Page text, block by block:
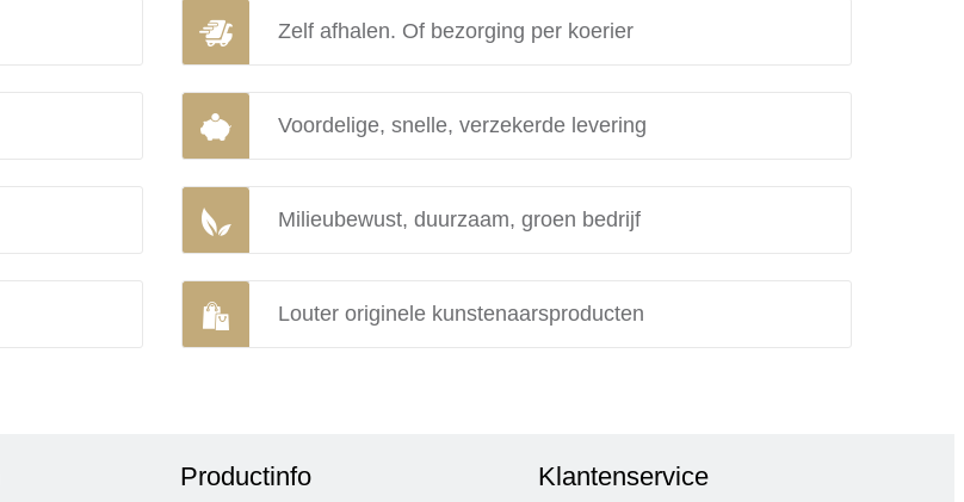
Zelf afhalen. Of bezorging per koerier
Voordelige, snelle, verzekerde levering
Milieubewust, duurzaam, groen bedrijf
Louter originele kunstenaarsproducten
Productinfo Klantenservice